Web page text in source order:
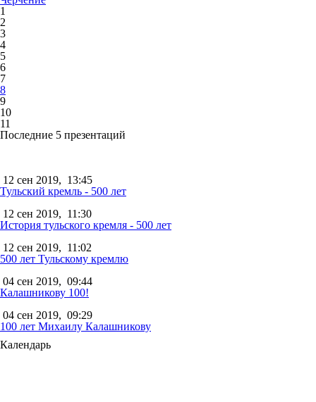
1
2
3
4
5
6
7
8
9
10
11
Последние 5 презентаций
12 сен 2019, 13:45
Тульский кремль - 500 лет
12 сен 2019, 11:30
История тульского кремля - 500 лет
12 сен 2019, 11:02
500 лет Тульскому кремлю
04 сен 2019, 09:44
Калашникову 100!
04 сен 2019, 09:29
100 лет Михаилу Калашникову
Календарь